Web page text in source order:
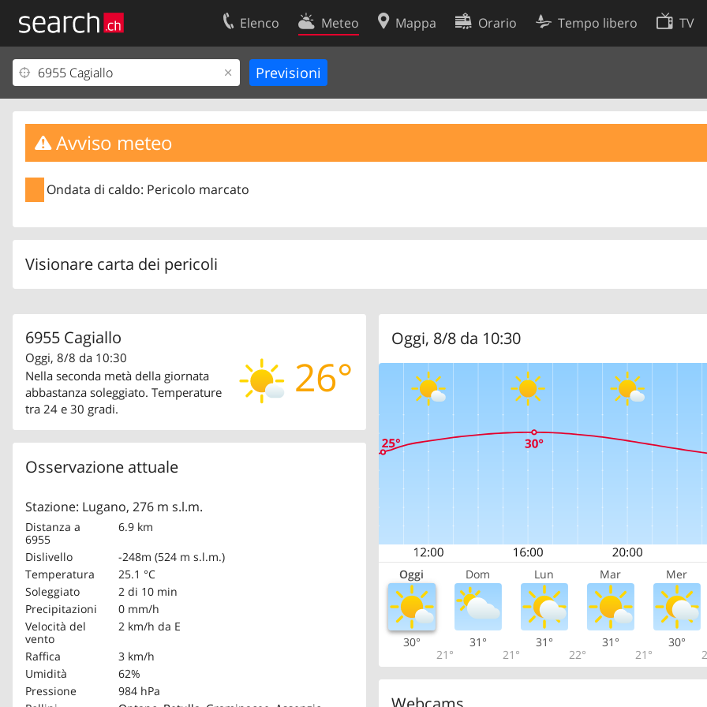
Elenco Meteo Mappa Orario Tempo libero TV
Avviso meteo
Ondata di caldo: Pericolo marcato
Visionare carta dei pericoli
6955 Cagiallo
26°
Oggi, 8/8 da 10:30
Nella seconda metà della giornata
abbastanza soleggiato. Temperature
tra 24 e 30 gradi.
Osservazione attuale
Stazione: Lugano, 276 m s.l.m.
Distanza a
6955
6.9 km
Dislivello
-248m (524 m s.l.m.)
Temperatura
25.1 °C
Soleggiato
2 di 10 min
Precipitazioni
0 mm/h
Velocità del
vento
2 km/h da E
Raffica
3 km/h
Umidità
62%
Pressione
984 hPa
Oggi, 8/8 da 10:30
Oggi Dom Lun Mar Mer
30°
21°
31°
21°
31°
22°
31°
21°
30°
Il vostro profolio
Area clienti
Informazioni Legali
Contatti
Condizioni d’uso
Protezione dei dati
Preferenze cookie
Sviluppatori